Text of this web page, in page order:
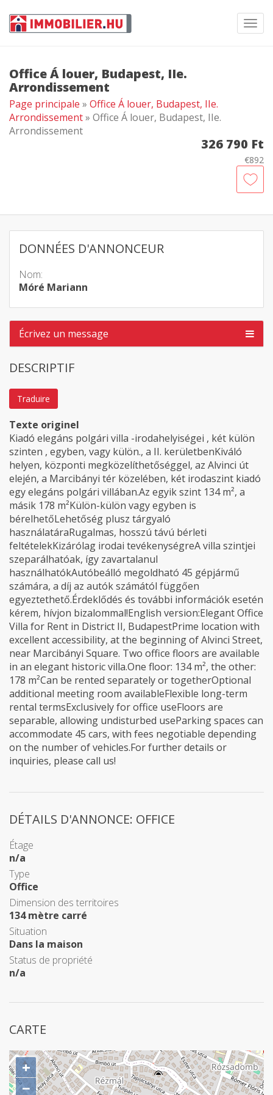
Office Á louer, Budapest, IIe.
Arrondissement
Page principale » Office Á louer, Budapest, IIe.
Arrondissement» Office Á louer, Budapest, IIe.
Arrondissement
326 790 Ft
€892
DONNÉES D'ANNONCEUR
Nom:
Móré Mariann
Écrivez un message
DESCRIPTIF
Traduire
Texte originel
Kiadó elegáns polgári villa -irodahelyiségei , két külön
szinten , egyben, vagy külön., a II. kerületbenKiváló
helyen, központi megközelíthetőséggel, az Alvinci út
elején, a Marcibányi tér közelében, két irodaszint kiadó
egy elegáns polgári villában.Az egyik szint 134 m², a
másik 178 m²Külön-külön vagy egyben is
bérelhetőLehetőség plusz tárgyaló
használatáraRugalmas, hosszú távú bérleti
feltételekKizárólag irodai tevékenységreA villa szintjei
szeparálhatóak, így zavartalanul
használhatókAutóbeálló megoldható 45 gépjármű
számára, a díj az autók számától függően
egyeztethető.Érdeklődés és további információk esetén
kérem, hívjon bizalommal!English version:Elegant Office
Villa for Rent in District II, BudapestPrime location with
excellent accessibility, at the beginning of Alvinci Street,
near Marcibányi Square. Two office floors are available
in an elegant historic villa.One floor: 134 m², the other:
178 m²Can be rented separately or togetherOptional
additional meeting room availableFlexible long-term
rental termsExclusively for office useFloors are
separable, allowing undisturbed useParking spaces can
accommodate 45 cars, with fees negotiable depending
on the number of vehicles.For further details or
inquiries, please call us!
DÉTAILS D'ANNONCE: OFFICE
Étage
n/a
Type
Office
Dimension des territoires
134 mètre carré
Situation
Dans la maison
Status de propriété
n/a
CARTE
+
−